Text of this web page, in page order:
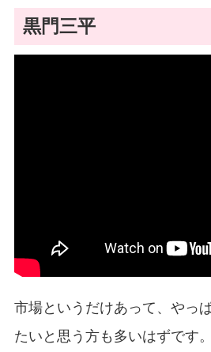
黒門三平
市場というだけあって、やっ
たいと思う方も多いはずです。